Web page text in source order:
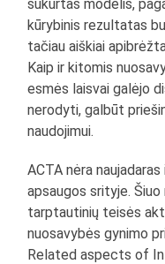
sukurtas modelis,
kūrybinis rezultatas
tačiau aiškiai
Kaip ir kitomis
esmės laisvai galėjo
nerodyti, galbūt
naudojimui.
ACTA nėra
apsaugos srityje.
tarptautinių teisės
nuosavybės gynimo
Related aspects of